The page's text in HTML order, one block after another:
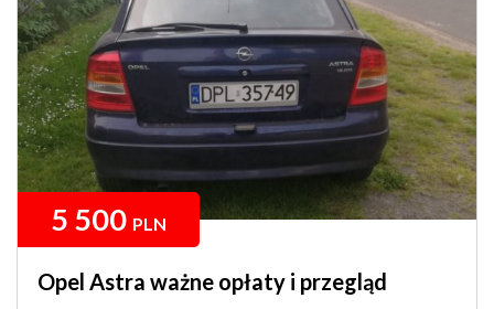
5 500 PLN
Opel Astra ważne opłaty i przegląd